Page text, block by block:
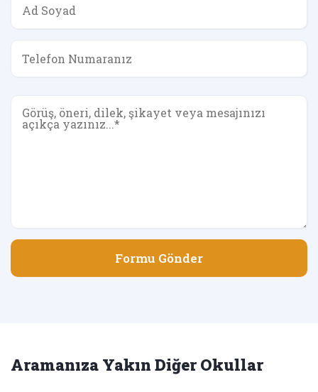
Formu Gönder
Aramanıza Yakın Diğer Okullar